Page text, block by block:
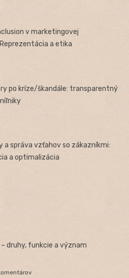
v marketingovej
a etika
po kríze/škandále: transparentný
a správa vzťahov so zákazníkmi:
a optimalizácia
druhy, funkcie a význam